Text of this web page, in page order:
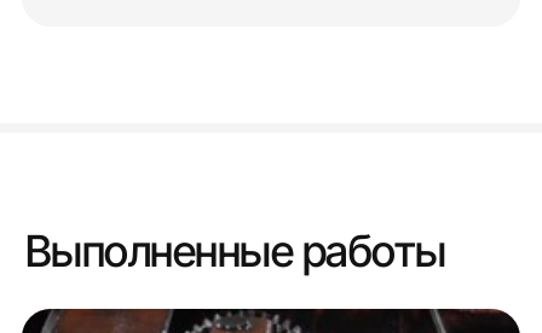
Выполненные работы